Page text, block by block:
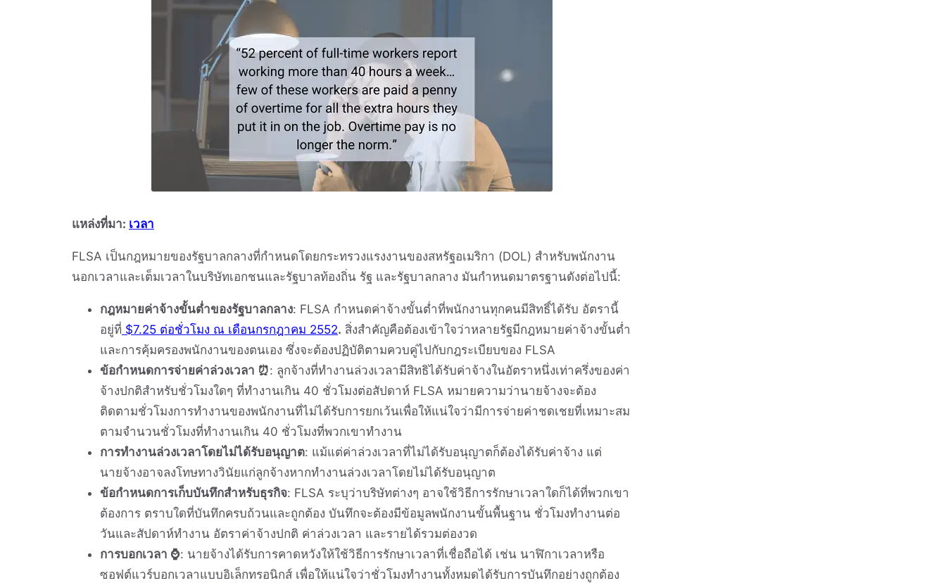
แหล่งที่มา: เวลา
FLSA เป็นกฎหมายของรัฐบาลกลางที่กำหนดโดยกระทรวงแรงงานของสหรัฐอเมริกา (DOL) สำหรับพนักงาน
นอกเวลาและเต็มเวลาในบริษัทเอกชนและรัฐบาลท้องถิ่น รัฐ และรัฐบาลกลาง มันกำหนดมาตรฐานดังต่อไปนี้:
กฎหมายค่าจ้างขั้นต่ำของรัฐบาลกลาง: FLSA กำหนดค่าจ้างขั้นต่ำที่พนักงานทุกคนมีสิทธิ์ได้รับ อัตรานี้
อยู่ที่ $7.25 ต่อชั่วโมง ณ เดือนกรกฎาคม 2552. สิ่งสำคัญคือต้องเข้าใจว่าหลายรัฐมีกฎหมายค่าจ้างขั้นต่ำ
และการคุ้มครองพนักงานของตนเอง ซึ่งจะต้องปฏิบัติตามควบคู่ไปกับกฎระเบียบของ FLSA
ข้อกำหนดการจ่ายค่าล่วงเวลา ⏰: ลูกจ้างที่ทำงานล่วงเวลามีสิทธิได้รับค่าจ้างในอัตราหนึ่งเท่าครึ่งของค่า
จ้างปกติสำหรับชั่วโมงใดๆ ที่ทำงานเกิน 40 ชั่วโมงต่อสัปดาห์ FLSA หมายความว่านายจ้างจะต้อง
ติดตามชั่วโมงการทำงานของพนักงานที่ไม่ได้รับการยกเว้นเพื่อให้แน่ใจว่ามีการจ่ายค่าชดเชยที่เหมาะสม
ตามจำนวนชั่วโมงที่ทำงานเกิน 40 ชั่วโมงที่พวกเขาทำงาน
การทำงานล่วงเวลาโดยไม่ได้รับอนุญาต: แม้แต่ค่าล่วงเวลาที่ไม่ได้รับอนุญาตก็ต้องได้รับค่าจ้าง แต่
นายจ้างอาจลงโทษทางวินัยแก่ลูกจ้างหากทำงานล่วงเวลาโดยไม่ได้รับอนุญาต
ข้อกำหนดการเก็บบันทึกสำหรับธุรกิจ: FLSA ระบุว่าบริษัทต่างๆ อาจใช้วิธีการรักษาเวลาใดก็ได้ที่พวกเขา
ต้องการ ตราบใดที่บันทึกครบถ้วนและถูกต้อง บันทึกจะต้องมีข้อมูลพนักงานขั้นพื้นฐาน ชั่วโมงทำงานต่อ
วันและสัปดาห์ทำงาน อัตราค่าจ้างปกติ ค่าล่วงเวลา และรายได้รวมต่องวด
การบอกเวลา ⌚: นายจ้างได้รับการคาดหวังให้ใช้วิธีการรักษาเวลาที่เชื่อถือได้ เช่น นาฬิกาเวลาหรือ
ซอฟต์แวร์บอกเวลาแบบอิเล็กทรอนิกส์ เพื่อให้แน่ใจว่าชั่วโมงทำงานทั้งหมดได้รับการบันทึกอย่างถูกต้อง